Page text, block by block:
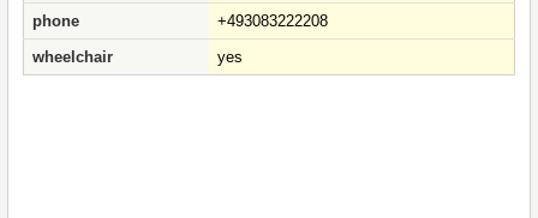
phone
+493083222208
wheelchair
yes